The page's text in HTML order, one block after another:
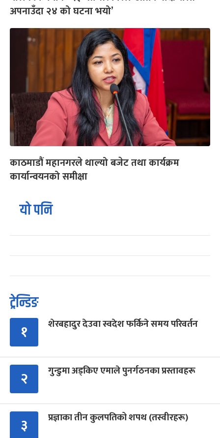
अपनाउँदा २४ को घटना भयो’
काठमाडौं महानगरले थाल्यो बजेट तथा कार्यक्रम
कार्यान्वयनको समीक्षा
यो पनि
ट्रेन्डिङ
१ शेरबहादुर देउवा स्वदेश फर्किने समय परिवर्तन
२ गुन्डुमा अड्किए एमाले पुनर्गठनका प्रस्तावहरू
३ प्रज्ञाका तीन कुलपतिको शपथ (तस्वीरहरू)